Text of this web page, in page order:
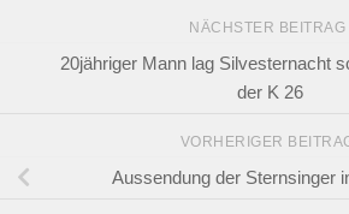
NÄCHSTER BEITRAG
20jähriger Mann lag Silvesternacht
der K 26
VORHERIGER
Aussendung der Sternsinger